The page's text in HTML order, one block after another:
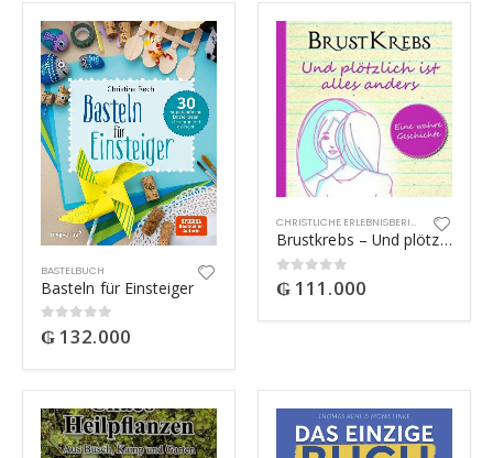
BASTELBUCH
Basteln für Einsteiger
0out of 5
₲ 132.000
CHRISTLICHE ERLEBNISBERICHTE
Brustkrebs – Und plötzlich ist alles anders
0out of 5
₲ 111.000